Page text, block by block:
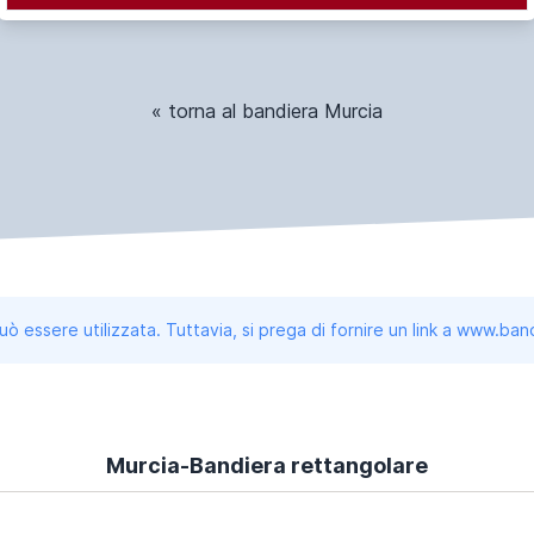
« torna al bandiera Murcia
essere utilizzata. Tuttavia, si prega di fornire un link a
Murcia-Bandiera rettangolare